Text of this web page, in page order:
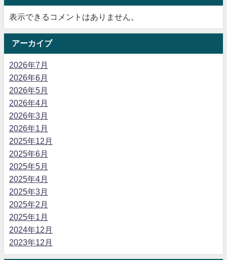
表示できるコメントはありません。
アーカイブ
2026年7月
2026年6月
2026年5月
2026年4月
2026年3月
2026年1月
2025年12月
2025年6月
2025年5月
2025年4月
2025年3月
2025年2月
2025年1月
2024年12月
2023年12月